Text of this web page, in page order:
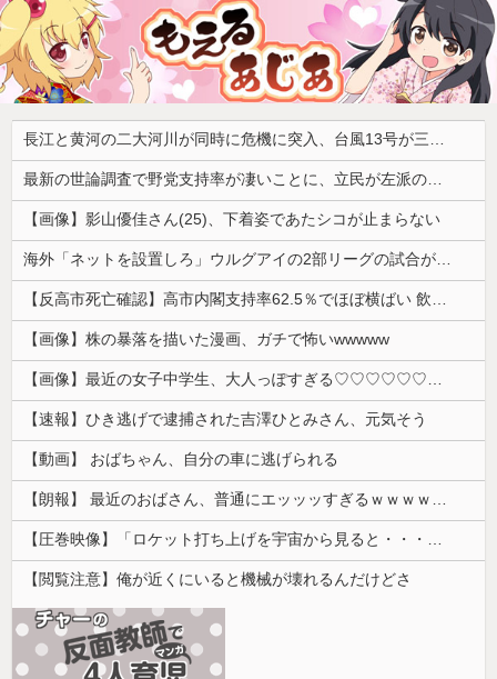
長江と黄河の二大河川が同時に危機に突入、台風13号が三峡ダムに襲い掛かった結果……
最新の世論調査で野党支持率が凄いことに、立民が左派の嫌う政策に賛同してしまった結果……
【画像】影山優佳さん(25)、下着姿であたシコが止まらない
海外「ネットを設置しろ」ウルグアイの2部リーグの試合が引き起こした交通事故に海外びっくり仰天！（海外の反応）
【反高市死亡確認】高市内閣支持率62.5％でほぼ横ばい 飲食料品の消費減税「賛成」52.9％
【画像】株の暴落を描いた漫画、ガチで怖いwwwww
【画像】最近の女子中学生、大人っぽすぎる♡♡♡♡♡♡♡♡
【速報】ひき逃げで逮捕された吉澤ひとみさん、元気そう
【動画】 おばちゃん、自分の車に逃げられる
【朗報】 最近のおばさん、普通にエッッッすぎるｗｗｗｗｗｗｗｗｗｗ
【圧巻映像】「ロケット打ち上げを宇宙から見ると・・・」の動画が衝撃的
【閲覧注意】俺が近くにいると機械が壊れるんだけどさ